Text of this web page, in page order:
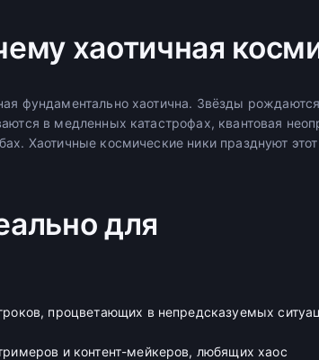
хаотичная
фундаментально хаотична. Звёзды
в медленных катастрофах, квантовая
Хаотичные космические ники празднуют
для
процветающих в непредсказуемых
и контент-мейкеров, любящих хаос